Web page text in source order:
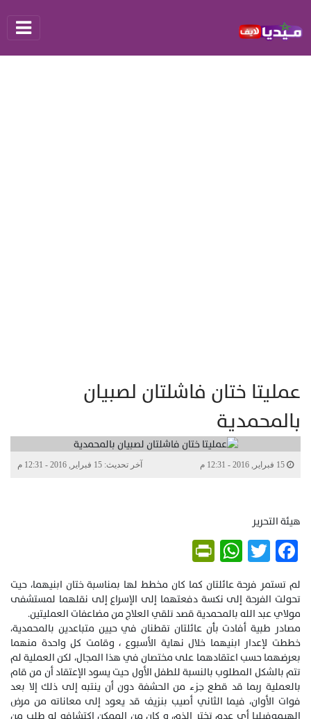
عمليتا ختان فاشلتان لصبيان
بالمحمدية
آخر تحديث: 15 فبراير, 2016 - 12:31 م
هيئة التحرير
Facebook
Twitter
WhatsApp
لم تستمر فرحة عائلتان كما كان مخطط لها بمناسبة ختان ابنيهما، حيت
تحولت الفرحة إلى نكسة دفعتهما إلى الإسراع إلى نقلهما لمستشفى
مولاي عبد الله بالمحمدية قصد تلقي العلاج من مضاعفات العمليتين.
مصادر طبية أفادت بأن عائلتان تقطنان في حيين متباعدين بالمحمدية،
خططت لإعدار ابنيهما خلال نهاية الأسبوع ، وقامت كل واحدة منهما
بعرضهما حسب اعتقادهما على مختصان في هذا المجال، لكن العملية لم
تتم بالشكل المطلوب بالنسبة للطفل الأول حيت يسود الإعتقاد أن من قام
بالعملية ربما قد قطع جزء من الحشفة دون أن ينتبه إلى ذلك إلا بعد
فوات الأوان، فيما الثاني أصيب بنزيف قد يعود إلى معاناته من مرض